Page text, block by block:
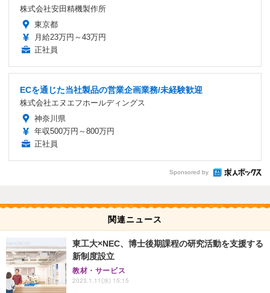
株式会社安田精機製作所
東京都
月給23万円～43万円
正社員
ECを通じた当社製品の営業企画業務/未経験歓迎
株式会社エヌエフホールディングス
神奈川県
年収500万円～800万円
正社員
Sponsored by
関連ニュース
東工大×NEC、博士後期課程の研究活動を支援する
新制度設立
教材・サービス
2023.1.11(水) 15:15